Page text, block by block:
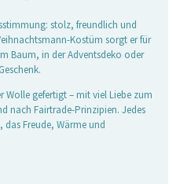
stolz, freundlich und
Kostüm sorgt er für
Baum, in der Adventsdeko oder
Wolle gefertigt – mit viel Liebe zum
nach Fairtrade-Prinzipien. Jedes
Freude, Wärme und